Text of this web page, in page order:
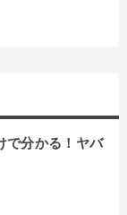
で分かる！ヤバ